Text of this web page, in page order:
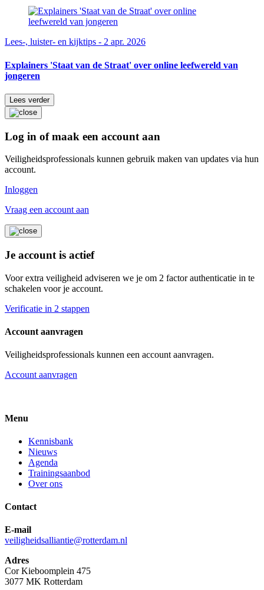
Lees-, luister- en kijktips - 2 apr. 2026
Explainers 'Staat van de Straat' over online leefwereld van
jongeren
Lees verder
Log in of maak een account aan
Veiligheidsprofessionals kunnen gebruik maken van updates via hun
account.
Inloggen
Vraag een account aan
Je account is actief
Voor extra veiligheid adviseren we je om 2 factor authenticatie in te
schakelen voor je account.
Verificatie in 2 stappen
Account aanvragen
Veiligheidsprofessionals kunnen een account aanvragen.
Account aanvragen
Menu
Kennisbank
Nieuws
Agenda
Trainingsaanbod
Over ons
Contact
E-mail
veiligheidsalliantie@rotterdam.nl
Adres
Cor Kieboomplein 475
3077 MK Rotterdam